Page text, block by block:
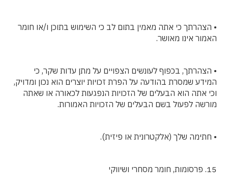
• הצהרתך כי אתה מאמין בתום לב כי השימוש בתוכן ו/או חומר
האמור אינו מאושר.
• הצהרתך, בכפוף לעונשים הצפויים על מתן עדות שקר, כי
המידע שמסרת בהודעה על הפרת זכויות יוצרים הוא נכון ומדויק,
וכי אתה הוא הבעלים של הזכויות הנפגעות לכאורה או שאתה
מורשה לפעול בשם הבעלים של הזכויות האמורות.
• חתימה שלך (אלקטרונית או פיזית).
15. פרסומות, חומר מסחרי ושיווקי